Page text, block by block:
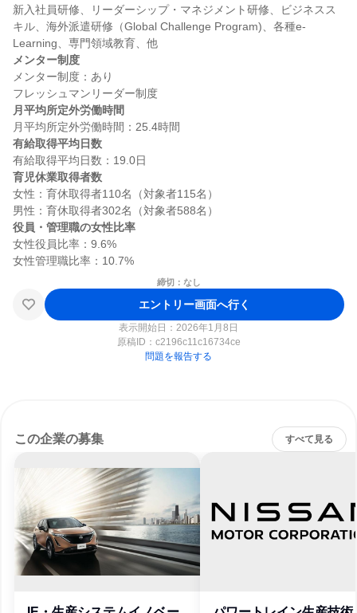
新入社員研修、リーダーシップ・マネジメント研修、ビジネスス
キル、海外派遣研修（Global Challenge Program)、各種e-
メンター制度
メンター制度：あり
月平均所定外労働時間
有給取得平均日数
育児休業取得者数
女性：育休取得者110名（対象者115名）
役員・管理職の女性比率
女性役員比率：9.6%
締切：なし
エントリー画面へ行く
表示開始日：2026年1月8日
原稿ID： c2196c11c16734ce
問題を報告する
この企業の募集 すべて見る